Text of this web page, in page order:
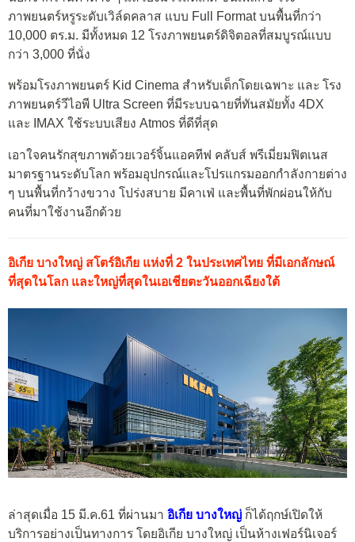
ภาพยนตร์หรูระดับเวิล์ดคลาส แบบ Full Format บนพื้นที่กว่า
10,000 ตร.ม. มีทั้งหมด 12 โรงภาพยนตร์ดิจิตอลที่สมบูรณ์แบบ
กว่า 3,000 ที่นั่ง
พร้อมโรงภาพยนตร์ Kid Cinema สำหรับเด็กโดยเฉพาะ และ โรง
ภาพยนตร์วีไอพี Ultra Screen ที่มีระบบฉายที่ทันสมัยทั้ง 4DX
และ IMAX ใช้ระบบเสียง Atmos ที่ดีที่สุด
เอาใจคนรักสุขภาพด้วยเวอร์จิ้นแอคทีฟ คลับส์ พรีเมี่ยมฟิตเนส
มาตรฐานระดับโลก พร้อมอุปกรณ์และโปรแกรมออกกำลังกายต่าง
ๆ บนพื้นที่กว้างขวาง โปร่งสบาย มีคาเฟ่ และพื้นที่พักผ่อนให้กับ
คนที่มาใช้งานอีกด้วย
อิเกีย บางใหญ่ สโตร์อิเกีย แห่งที่ 2 ในประเทศไทย ที่มีเอกลักษณ์
ที่สุดในโลก และใหญ่ที่สุดในเอเชียตะวันออกเฉียงใต้
ล่าสุดเมื่อ 15 มี.ค.61 ที่ผ่านมา อิเกีย บางใหญ่ ก็ได้ฤกษ์เปิดให้
บริการอย่างเป็นทางการ โดยอิเกีย บางใหญ่ เป็นห้างเฟอร์นิเจอร์